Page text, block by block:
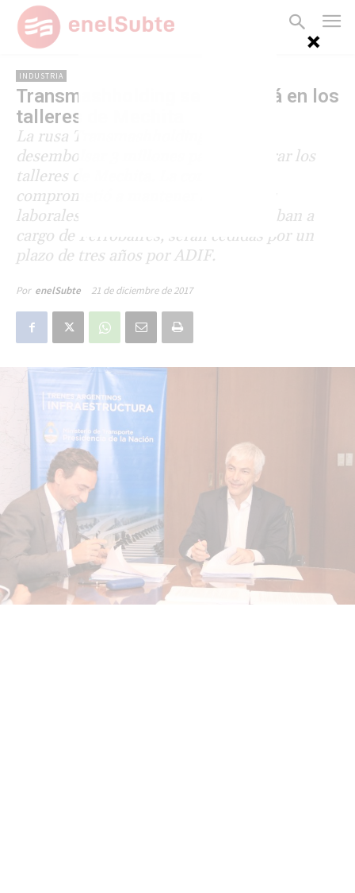
INDUSTRIA
Transmashholding se instalará en los
talleres de Mechita
La rusa Transmashholding acordó
desembolsar 3 millones para recuperar los
talleres de Mechita. La compañía se
comprometió a mantener las fuentes
laborales. Las instalaciones, que estaban a
cargo de Ferrobaires, serán cedidas por un
plazo de tres años por ADIF.
Por enelSubte 21 de diciembre de 2017